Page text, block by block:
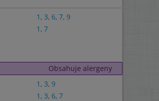
1 , 3, 6, 7, 9
1 , 7
Obsahuje alergeny
1 , 3, 9
1 , 3, 6, 7